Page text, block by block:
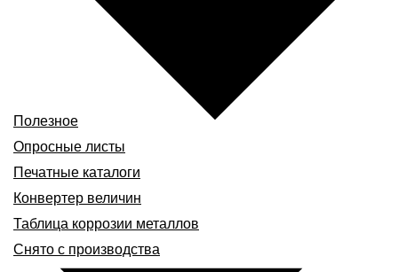
Полезное
Опросные листы
Печатные каталоги
Конвертер величин
Таблица коррозии металлов
Снято с производства